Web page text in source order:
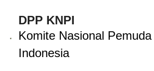
kontenDPP KNPI
Komite Nasional Pemuda
Indonesia